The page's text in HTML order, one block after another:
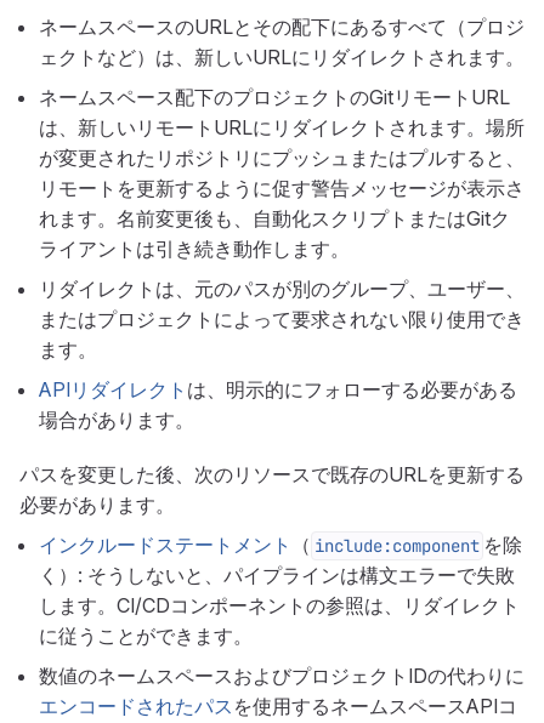
ネームスペースのURLとその配下にあるすべて（プロジ
ェクトなど）は、新しいURLにリダイレクトされます。
ネームスペース配下のプロジェクトのGitリモートURL
は、新しいリモートURLにリダイレクトされます。場所
が変更されたリポジトリにプッシュまたはプルすると、
リモートを更新するように促す警告メッセージが表示さ
れます。名前変更後も、自動化スクリプトまたはGitク
ライアントは引き続き動作します。
リダイレクトは、元のパスが別のグループ、ユーザー、
またはプロジェクトによって要求されない限り使用でき
ます。
APIリダイレクト は、明示的にフォローする必要がある
場合があります。
パスを変更した後、次のリソースで既存のURLを更新する
必要があります。
インクルードステートメント
（ include:component を除
く）: そうしないと、パイプラインは構文エラーで失敗
します。CI/CDコンポーネントの参照は、リダイレクト
に従うことができます。
数値のネームスペースおよびプロジェクトIDの代わりに
エンコードされたパス を使用するネームスペースAPIコ